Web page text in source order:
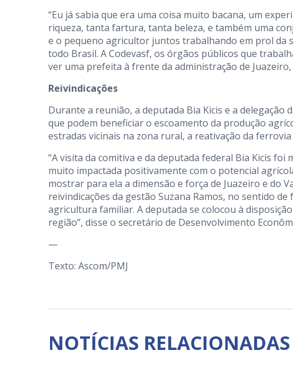
“Eu já sabia que era uma coisa muito bacana, um
riqueza, tanta fartura, tanta beleza, e também uma
e o pequeno agricultor juntos trabalhando em prol da
todo Brasil. A Codevasf, os órgãos públicos que
ver uma prefeita à frente da administração de
Reivindicações
Durante a reunião, a deputada Bia Kicis e a
que podem beneficiar o escoamento da produção
estradas vicinais na zona rural, a reativação da
“A visita da comitiva e da deputada federal Bia Kicis
muito impactada positivamente com o potencial
mostrar para ela a dimensão e força de Juazeiro e do
reivindicações da gestão Suzana Ramos, no sentido
agricultura familiar. A deputada se colocou à
região”, disse o secretário de Desenvolvimento
—
Texto: Ascom/PMJ
NOTÍCIAS RELACIONADAS